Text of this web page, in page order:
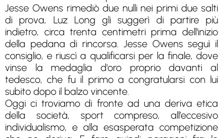
Jesse Owens rimediò due nulli nei primi due salti
di prova, Luz Long gli suggerì di partire più
indietro, circa trenta centimetri prima dell'inizio
della pedana di rincorsa. Jesse Owens seguì il
consiglio, e riuscì a qualificarsi per la finale, dove
vinse la medaglia d'oro proprio davanti al
tedesco, che fu il primo a congratularsi con lui
subito dopo il balzo vincente.
Oggi ci troviamo di fronte ad una deriva etica
della società, sport compreso, all’eccesivo
individualismo, e alla esasperata competizione